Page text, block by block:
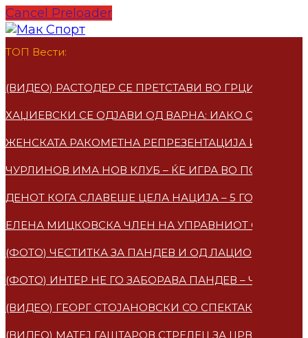
Cancel Preloader
ТОП Вести:
(ВИДЕО) РАСТОДЕР СЕ ПРЕТСТАВИ ВО ГРЦИЈА –
ХАЏИЕВСКИ СЕ ОДЈАВИ ОД ВАРНА: ИАКО СУМ
ЖЕНСКАТА РАКОМЕТНА РЕПРЕЗЕНТАЦИЈА ИМАА
ЧУРЛИНОВ ИМА НОВ КЛУБ – ЌЕ ИГРА ВО ПОЛСКА
ДЕНОТ КОГА СЛАВЕШЕ ЦЕЛА НАЦИЈА – 5 ГОДИНИ
ЕЛЕНА МИЦКОВСКA ЧЛЕН НА УПРАВНИОТ ОДБОР
(ФОТО) ЧЕСТИТКА ЗА ПАНДЕВ И ОД ЛАЦИО
(ФОТО) ИНТЕР НЕ ГО ЗАБОРАВА ПАНДЕВ –
(ВИДЕО) ГЕОРГ СТОЈАНОВСКИ СО СПЕКТАКУЛАРЕН
(ВИДЕО) МАТЕЈ ГАШТАРОВ СТРЕЛЕЦ ЗА ЦРВЕНА